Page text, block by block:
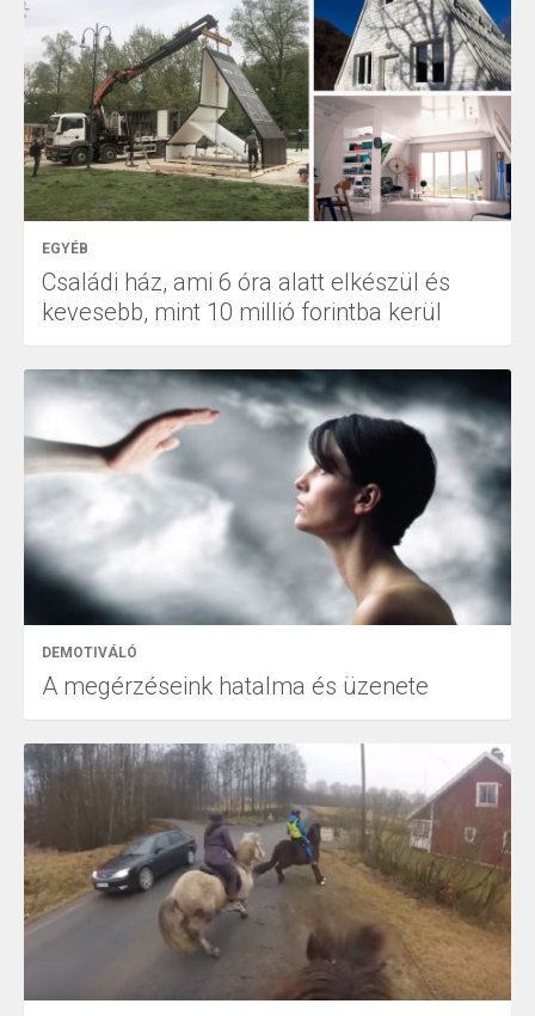
EGYÉB
Családi ház, ami 6 óra alatt elkészül és
kevesebb, mint 10 millió forintba kerül
DEMOTIVÁLÓ
A megérzéseink hatalma és üzenete